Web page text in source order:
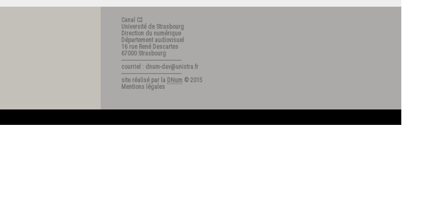
Canal C2
Université de Strasbourg
Direction du numérique
Département audiovisuel
16 rue René Descartes
67000 Strasbourg
---------------------------------------
courriel : dnum-dav@unistra.fr
---------------------------------------
site réalisé par la DNum © 2015
Mentions légales